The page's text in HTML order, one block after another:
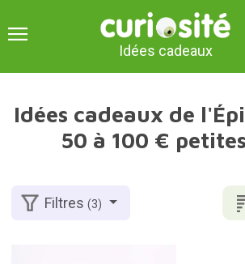
Idées cadeaux
Idées cadeaux de
50 à 100 €
Filtres(3)